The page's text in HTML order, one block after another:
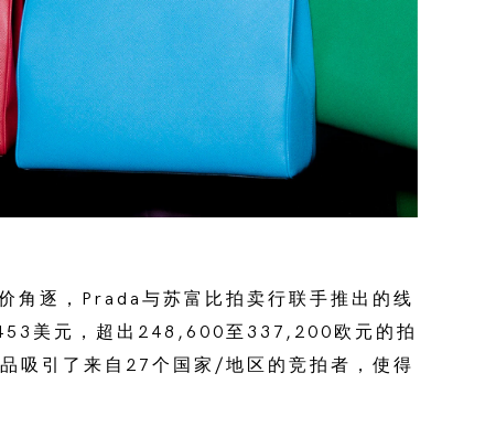
逐，Prada与苏富比拍卖行联手推出的线
美元，超出248,600至337,200欧元的拍
吸引了来自27个国家/地区的竞拍者，使得